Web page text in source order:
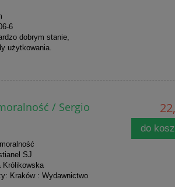
6
dobrym stanie,
użytkowania.
/ Sergio
SJ
Królikowska
Kraków : Wydawnictwo
do